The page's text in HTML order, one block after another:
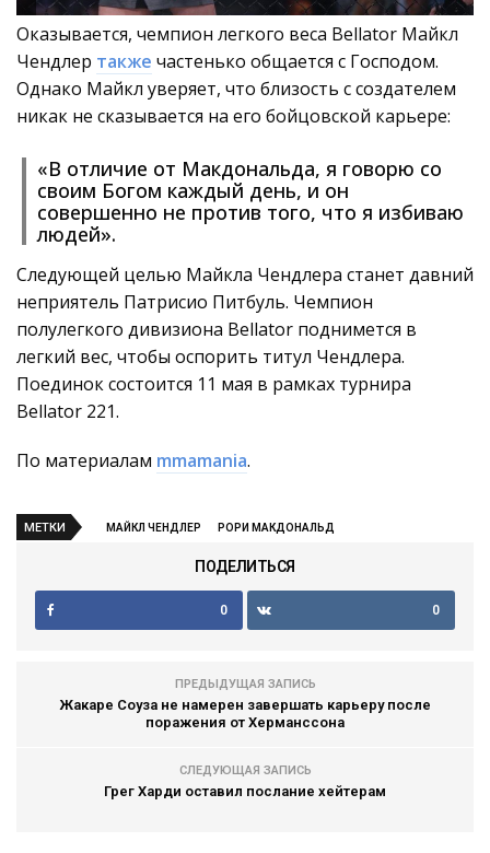
Оказывается, чемпион легкого веса Bellator Майкл
Чендлер также частенько общается с Господом.
Однако Майкл уверяет, что близость с создателем
никак не сказывается на его бойцовской карьере:
«В отличие от Макдональда, я говорю со
своим Богом каждый день, и он
совершенно не против того, что я избиваю
людей».
Следующей целью Майкла Чендлера станет давний
неприятель Патрисио Питбуль. Чемпион
полулегкого дивизиона Bellator поднимется в
легкий вес, чтобы оспорить титул Чендлера.
Поединок состоится 11 мая в рамках турнира
Bellator 221.
По материалам mmamania.
МЕТКИ МАЙКЛ ЧЕНДЛЕР РОРИ МАКДОНАЛЬД
ПОДЕЛИТЬСЯ
0 0
ПРЕДЫДУЩАЯ ЗАПИСЬ
Жакаре Соуза не намерен завершать карьеру после
поражения от Херманссона
СЛЕДУЮЩАЯ ЗАПИСЬ
Грег Харди оставил послание хейтерам